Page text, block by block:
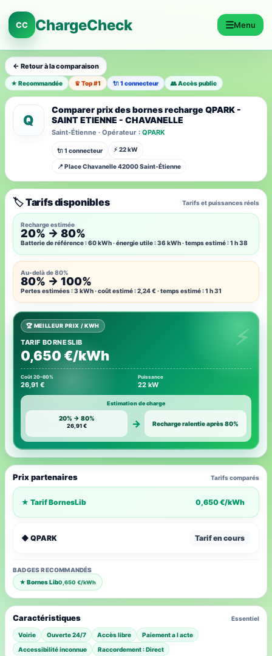
CC ChargeCheck ☰Menu
← Retour à la comparaison
★ Recommandée ♛ Top #1 🔌 1 connecteur 👥 Accès public
Q
Comparer prix des bornes recharge QPARK -
SAINT ETIENNE - CHAVANELLE
Saint-Étienne · Opérateur : QPARK
🔌 1 connecteur ⚡ 22 kW
📍 Place Chavanelle 42000 Saint-Étienne
🏷️ Tarifs disponibles Tarifs et puissances réels
Recharge estimée
20% → 80%
Batterie de référence : 60 kWh · énergie utile : 36 kWh · temps estimé : 1 h 38
Au-delà de 80%
80% → 100%
Pertes estimées : 3 kWh · coût estimé : 2,24 € · temps estimé : 1 h 31
🏆 MEILLEUR PRIX / KWH
TARIF BORNESLIB
0,650 €/kWh
Coût 20–80%
26,91 €
Puissance
22 kW
Estimation de charge
20% → 80%
26,91 € → Recharge ralentie après 80%
Prix partenaires Tarifs comparés
★ Tarif BornesLib 0,650 €/kWh
◆ QPARK Tarif en cours
BADGES RECOMMANDÉS
★ Bornes Lib0,650 €/kWh
Caractéristiques Essentiel
Voirie Ouverte 24/7 Accès libre
Paiement a l acte
Accessibilité inconnue
Raccordement : Direct